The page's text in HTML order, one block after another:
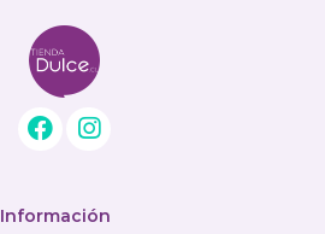
Información